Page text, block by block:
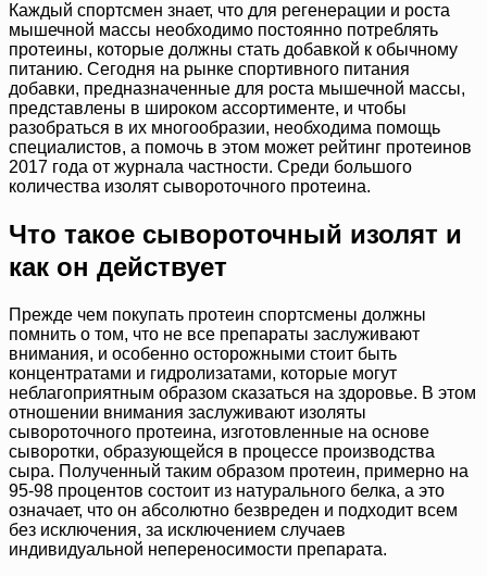
Каждый спортсмен знает, что для регенерации и роста
мышечной массы необходимо постоянно потреблять
протеины, которые должны стать добавкой к обычному
питанию. Сегодня на рынке спортивного питания
добавки, предназначенные для роста мышечной массы,
представлены в широком ассортименте, и чтобы
разобраться в их многообразии, необходима помощь
специалистов, а помочь в этом может рейтинг протеинов
2017 года от журнала частности. Среди большого
количества изолят сывороточного протеина.
Что такое сывороточный изолят и
как он действует
Прежде чем покупать протеин спортсмены должны
помнить о том, что не все препараты заслуживают
внимания, и особенно осторожными стоит быть
концентратами и гидролизатами, которые могут
неблагоприятным образом сказаться на здоровье. В этом
отношении внимания заслуживают изоляты
сывороточного протеина, изготовленные на основе
сыворотки, образующейся в процессе производства
сыра. Полученный таким образом протеин, примерно на
95-98 процентов состоит из натурального белка, а это
означает, что он абсолютно безвреден и подходит всем
без исключения, за исключением случаев
индивидуальной непереносимости препарата.